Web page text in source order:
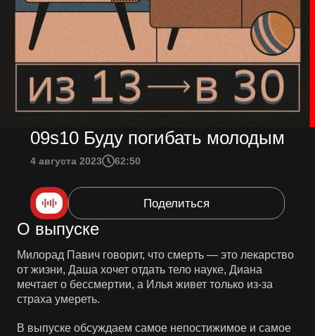
09s10 Буду погибать молодым
4 августа 2023 62:50
Поделиться
О выпуске
Милорад Павич говорит, что смерть — это лекарство
от жизни, Даша хочет отдать тело науке, Диана
мечтает о бессмертии, а Илья живет только из-за
страха умереть.
В выпуске обсуждаем самое непостижимое и самое